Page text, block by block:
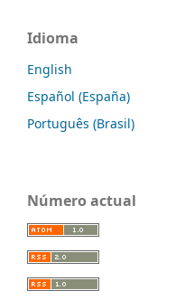
Idioma
English
Español (España)
Português (Brasil)
Número actual